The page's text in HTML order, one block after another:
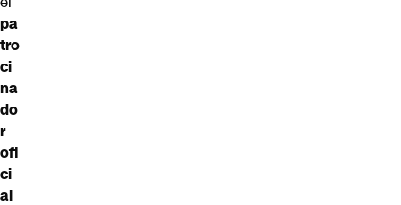
pa
tro
ci
na
do
r
ofi
ci
al